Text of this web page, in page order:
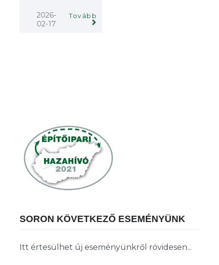
2026-
02-17
Tovább
SORON KÖVETKEZŐ ESEMÉNYÜNK
Itt értesülhet új eseményünkről rövidesen...